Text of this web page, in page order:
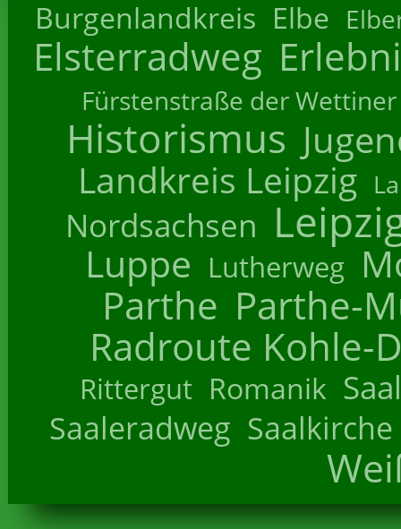
Burgenlandkreis Elbe
Elsterradweg
Fürstenstraße der Wettiner
Historismus
Landkreis Leipzig
Nordsachsen
Luppe Lutherweg
Parthe Parthe-
Radroute Kohle-
Rittergut Romanik
Saaleradweg Saalkirche